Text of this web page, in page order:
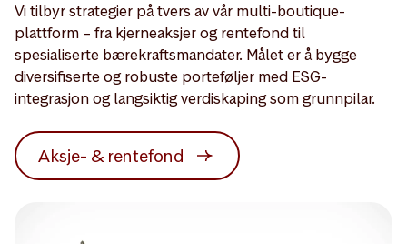
Vi tilbyr strategier på tvers av vår multi-boutique-
plattform – fra kjerneaksjer og rentefond til
spesialiserte bærekraftsmandater. Målet er å bygge
diversifiserte og robuste porteføljer med ESG-
integrasjon og langsiktig verdiskaping som grunnpilar.
Aksje- & rentefond